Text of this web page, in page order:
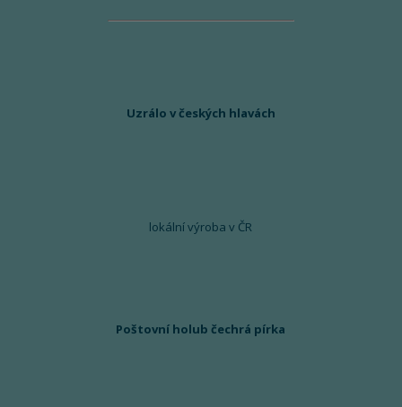
Uzrálo v českých hlavách
lokální výroba v ČR
Poštovní holub čechrá pírka